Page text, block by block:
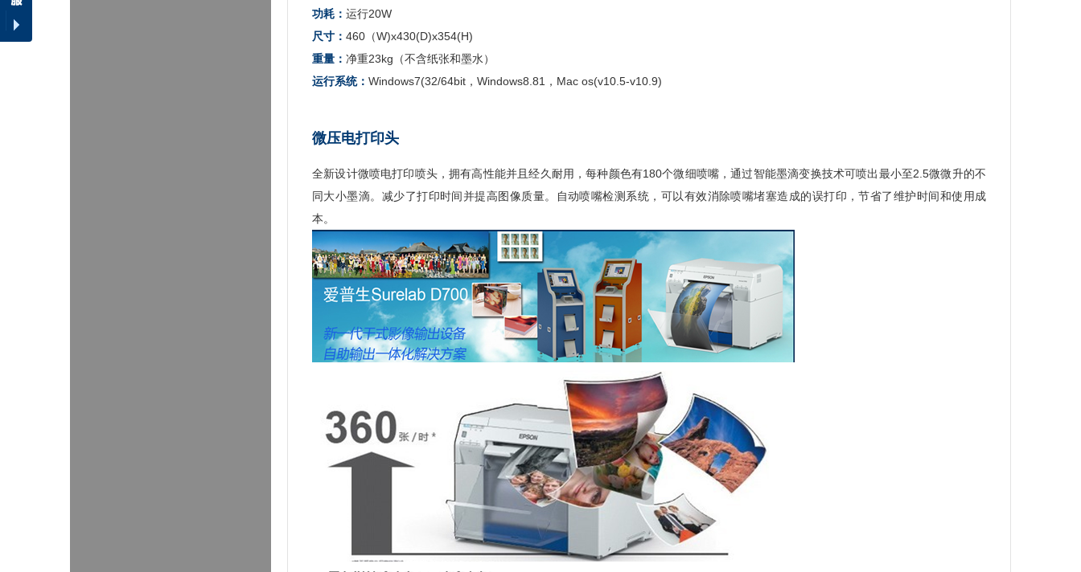
功耗： 运行20W
尺寸： 460（W)x430(D)x354(H)
重量： 净重23kg（不含纸张和墨水）
运行系统： Windows7(32/64bit，Windows8.81，Mac os(v10.5-v10.9)
微压电打印头
全新设计微喷电打印喷头，拥有高性能并且经久耐用，每种颜色有180个微细喷嘴，通过智能墨滴变换技术可喷出最小至2.5微微升的不
同大小墨滴。减少了打印时间并提高图像质量。自动喷嘴检测系统，可以有效消除喷嘴堵塞造成的误打印，节省了维护时间和使用成
本。